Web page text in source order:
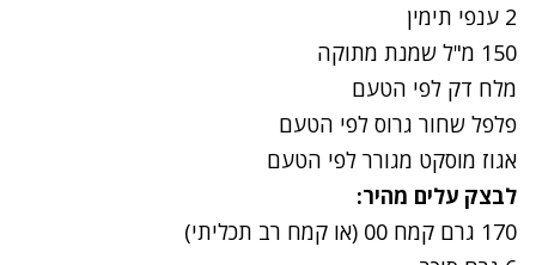
2 ענפי תימין
150 מ"ל שמנת מתוקה
מלח דק לפי הטעם
פלפל שחור גרוס לפי הטעם
אגוז מוסקט מגורר לפי הטעם
לבצק עלים מהיר:
170 גרם קמח 00 (או קמח רב תכליתי)